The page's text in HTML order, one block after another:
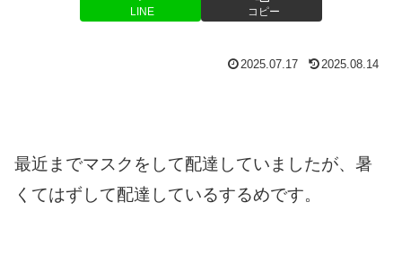
LINE コピー
2025.07.17 2025.08.14
最近までマスクをして配達していましたが、暑
くてはずして配達しているするめです。